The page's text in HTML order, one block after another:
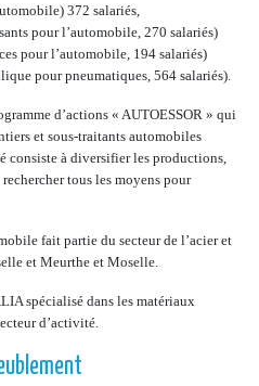
372 salariés,
pour l’automobile, 270 salariés)
pour l’automobile, 194 salariés)
pour pneumatiques, 564 salariés).
d’actions « AUTOESSOR » qui
et sous-traitants automobiles
consiste à diversifier les productions,
tous les moyens pour
fait partie du secteur de l’acier et
et Meurthe et Moselle.
spécialisé dans les matériaux
d’activité.